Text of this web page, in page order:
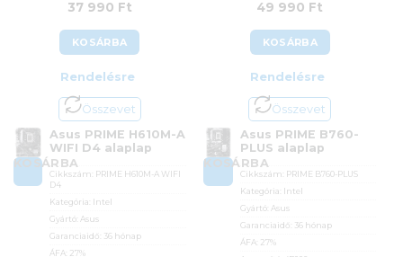
37 990 Ft
KOSÁRBA
Rendelésre
Összevet
KOSÁRBA
Asus PRIME H610M-A
WIFI D4 alaplap
Cikkszám: PRIME H610M-A WIFI
D4
Kategória: Intel
Gyártó:Asus
Garanciaidő: 36 hónap
ÁFA: 27%
49 990 Ft
KOSÁRBA
Rendelésre
Összevet
KOSÁRBA
Asus PRIME B760-
PLUS alaplap
Cikkszám: PRIME B760-PLUS
Kategória: Intel
Gyártó: Asus
Garanciaidő: 36 hónap
ÁFA: 27%